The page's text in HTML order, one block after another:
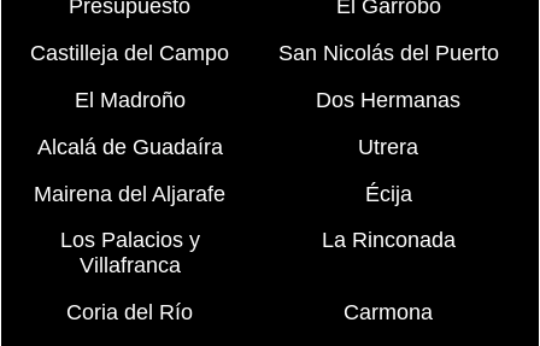
Presupuesto
El Garrobo
Castilleja del Campo
San Nicolás del Puerto
El Madroño
Dos Hermanas
Alcalá de Guadaíra
Utrera
Mairena del Aljarafe
Écija
Los Palacios y
Villafranca
La Rinconada
Coria del Río
Carmona